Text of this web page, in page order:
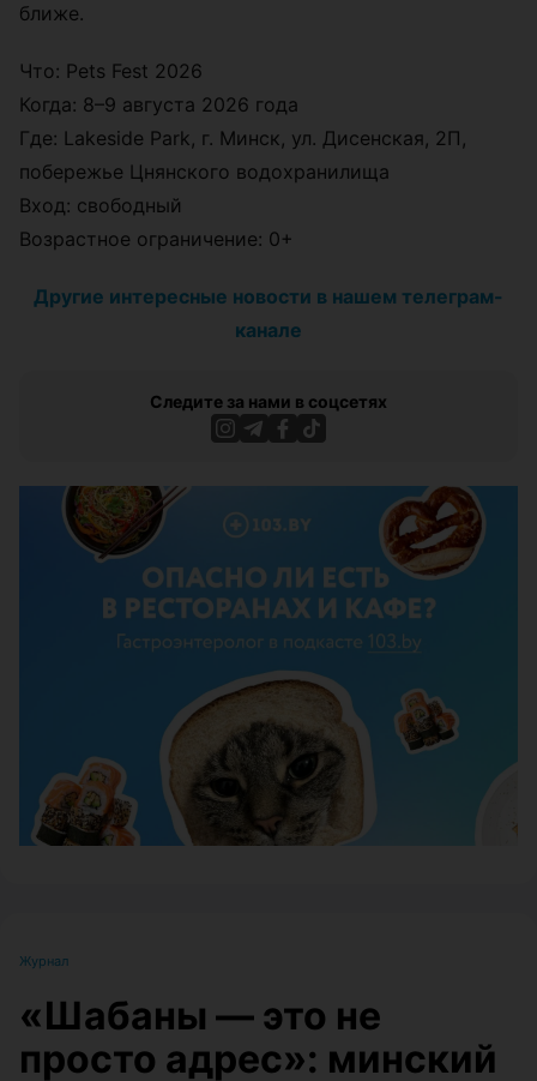
ближе.
Что: Pets Fest 2026
Когда: 8–9 августа 2026 года
Где: Lakeside Park, г. Минск, ул. Дисенская, 2П,
побережье Цнянского водохранилища
Вход: свободный
Возрастное ограничение: 0+
Другие интересные новости в нашем телеграм-
канале
Следите за нами в соцсетях
Журнал
«Шабаны — это не
просто адрес»: минский